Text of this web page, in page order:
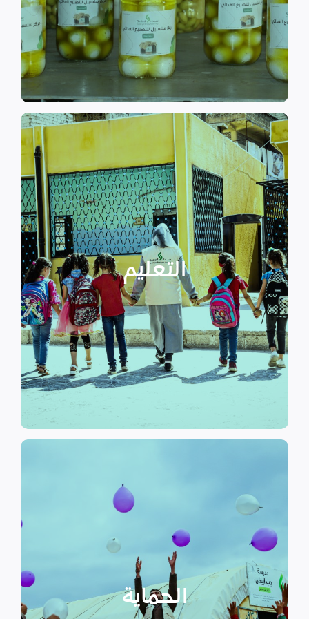
الى الاهتمام بالمشاريع التنموية.
اقرأ المزيد
التعليم
التعليم
نهدف إلى توفير مناهج التعليم غير
الرسمي وبرامج التوعية التي
تستهدف الناشئين والأطفال مما
يساهم في تعزيز السلام و دعم
الأطفال المنقطعين عن العملية
التعليمية أو المتأخرين عن المراحل
الدراسية بسبب الصراع القائم.
اقرأ المزيد
الحماية
الحماية
الأسر المهمشة والتي ترأسها إناث
عبر تعزيز المساعدة الإنسانية التي
تراعي الأمور الخاصة بالنوع
الاجتماعي “الجنساني” مع التركيز